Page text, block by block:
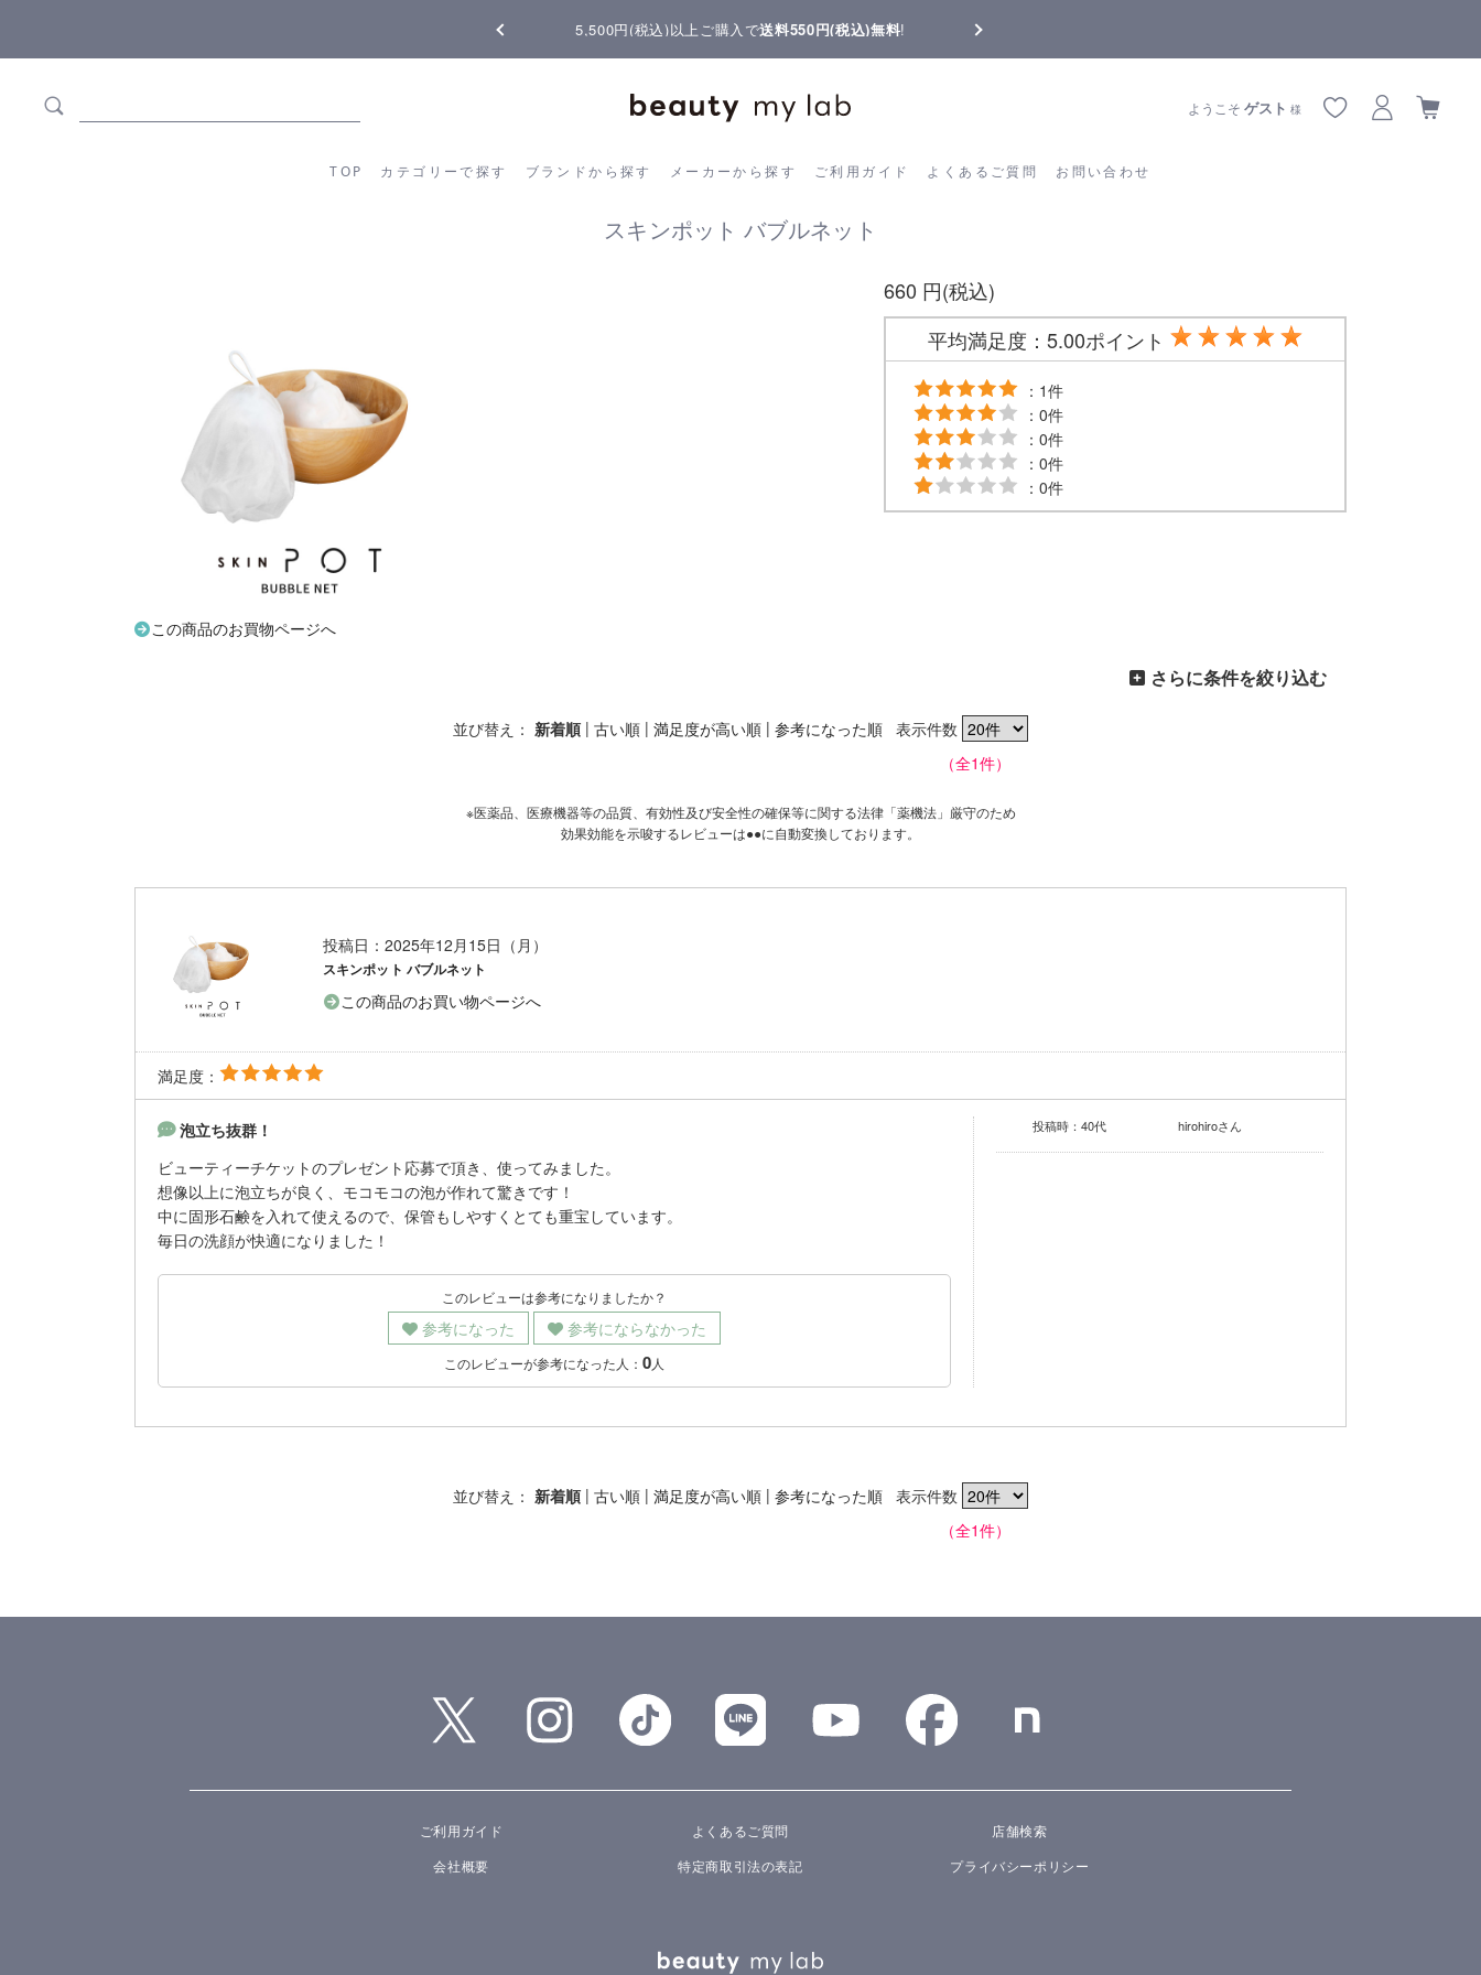
5,500円(税込)以上ご購入で送料550円(税込)無料!
TOP カテゴリーで探す ブランドから探す メーカーから探す ご利用ガイド よくあるご質問 お問い合わせ
ようこそゲスト 様
カテゴリーから探す ブランドから探す メーカーから探す ご利用ガイド よくあるご質問
スキンポット バブルネット
この商品のお買物ページへ
660 円(税込)
平均満足度：5.00ポイント
：1件
：0件
：0件
：0件
：0件
さらに条件を絞り込む
並び替え： 新着順 | 古い順 | 満足度が高い順 | 参考になった順 表示件数
（全1件）
※医薬品、医療機器等の品質、有効性及び安全性の確保等に関する法律「薬機法」厳守のため
効果効能を示唆するレビューは●●に自動変換しております。
投稿日：2025年12月15日（月）
スキンポット バブルネット
この商品のお買い物ページへ
満足度：
泡立ち抜群！
ビューティーチケットのプレゼント応募で頂き、使ってみました。
想像以上に泡立ちが良く、モコモコの泡が作れて驚きです！
中に固形石鹸を入れて使えるので、保管もしやすくとても重宝しています。
毎日の洗顔が快適になりました！
このレビューは参考になりましたか？
参考になった 参考にならなかった
このレビューが参考になった人： 0人
hirohiroさん
投稿時：40代
並び替え： 新着順 | 古い順 | 満足度が高い順 | 参考になった順 表示件数
（全1件）
ご利用ガイド よくあるご質問
店舗検索
会社概要
特定商取引法の表記 プライバシーポリシー